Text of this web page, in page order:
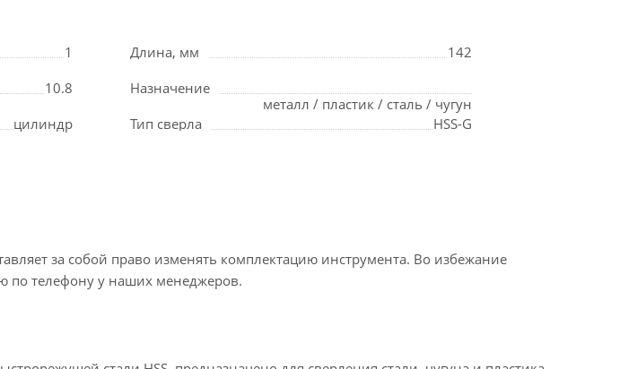
1 Длина, мм
142
10.8
Назначение
металл / пластик / сталь / чугун
цилиндр Тип сверла HSS-G
за собой право изменять комплектацию инструмента. Во избежание
по телефону у наших менеджеров.